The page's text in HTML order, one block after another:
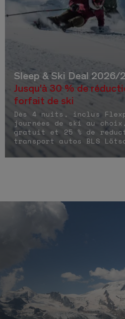
Sleep & Ski Deal 2026/
Jusqu'à 30 % de
forfait de ski
Dès 4 nuits, inclus
journées de ski au
gratuit et 25 % de
transport autos BLS